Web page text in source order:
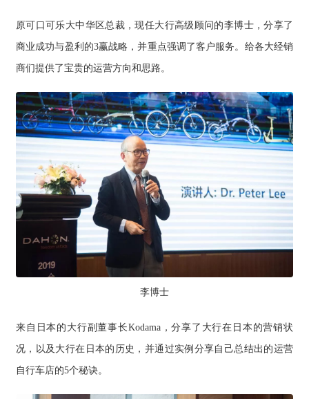
原可口可乐大中华区总裁，现任大行高级顾问的李博士，分享了
商业成功与盈利的3赢战略，并重点强调了客户服务。给各大经销
商们提供了宝贵的运营方向和思路。
李博士
来自日本的大行副董事长Kodama，分享了大行在日本的营销状
况，以及大行在日本的历史，并通过实例分享自己总结出的运营
自行车店的5个秘诀。